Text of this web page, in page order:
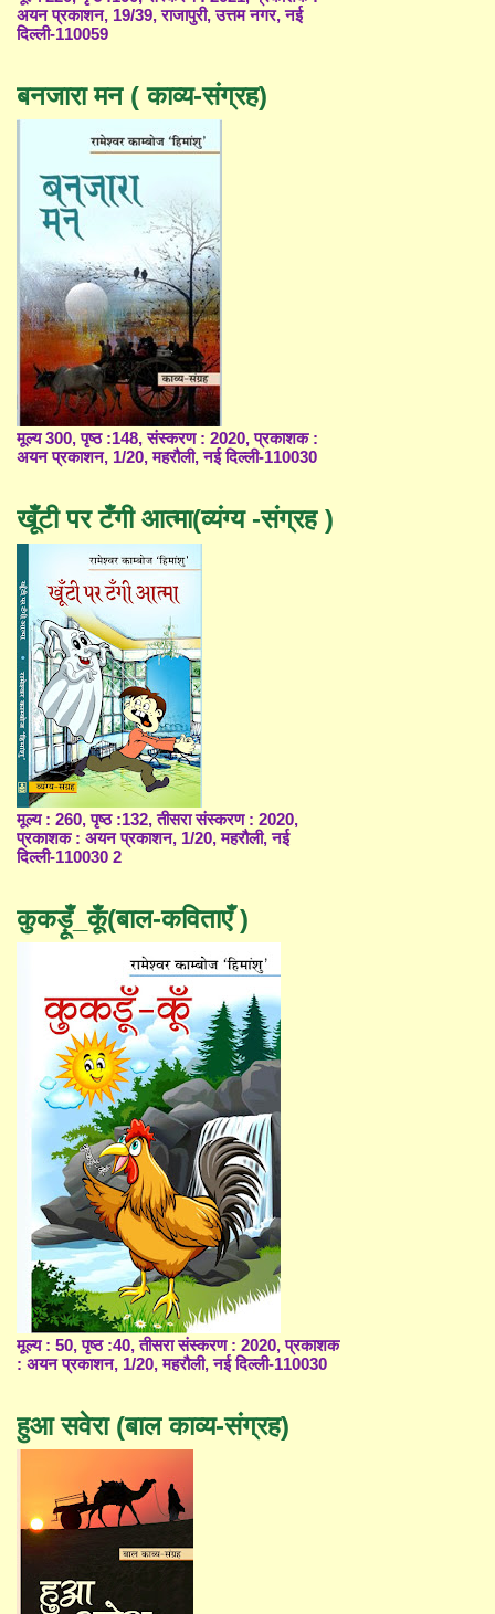
अयन प्रकाशन, 19/39, राजापुरी, उत्तम नगर, नई
दिल्ली-110059
बनजारा मन ( काव्य-संग्रह)
मूल्य 300, पृष्ठ :148, संस्करण : 2020, प्रकाशक :
अयन प्रकाशन, 1/20, महरौली, नई दिल्ली-110030
खूँटी पर टँगी आत्मा(व्यंग्य -संग्रह )
मूल्य : 260, पृष्ठ :132, तीसरा संस्करण : 2020,
प्रकाशक : अयन प्रकाशन, 1/20, महरौली, नई
दिल्ली-110030 2
कुकड़ूँ_कूँ(बाल-कविताएँ )
मूल्य : 50, पृष्ठ :40, तीसरा संस्करण : 2020, प्रकाशक
: अयन प्रकाशन, 1/20, महरौली, नई दिल्ली-110030
हुआ सवेरा (बाल काव्य-संग्रह)